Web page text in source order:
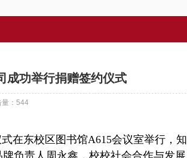
成功举行捐赠签约仪式
量：544
在东校区图书馆A615会议室举行，知
负责人周永鑫，校校社会合作与发展